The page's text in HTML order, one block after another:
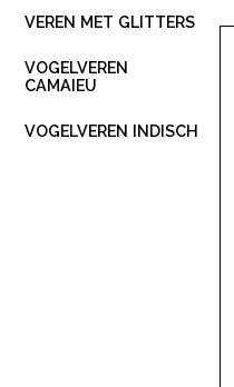
VEREN MET GLITTERS
VOGELVEREN
CAMAIEU
VOGELVEREN INDISCH